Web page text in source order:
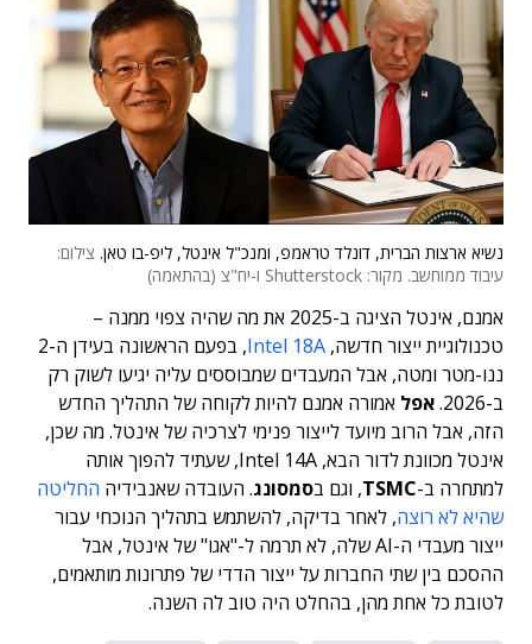
נשיא ארצות הברית, דונלד טראמפ, ומנכ"ל אינטל, ליפ-בו טאן. צילום:
עיבוד ממוחשב. מקור: Shutterstock ו-יח"צ (בהתאמה)
אמנם, אינטל הציגה ב-2025 את מה שהיה צפוי ממנה –
טכנולוגיית ייצור חדשה, Intel 18A
, בפעם הראשונה בעידן ה-2
ננו-מטר ומטה, אבל המעבדים שמבוססים עליה יגיעו לשוק רק
ב-2026.
אפל אמורה אמנם להיות לקוחה של התהליך החדש
הזה, אבל הרוב מיועד לייצור פנימי לצרכיה של אינטל. מה שכן,
אינטל מכוונת לדור הבא, Intel 14A, שעתיד להפוך אותה
למתחרה ב-TSMC, וגם בסמסונג. העובדה שאנבידיה החליטה
שהיא לא רוצה, לאחר בדיקה, להשתמש בתהליך הנוכחי עבור
ייצור מעבדי ה-AI שלה, לא תרמה ל-"אגו" של אינטל, אבל
ההסכם בין שתי החברות על ייצור הדדי של פתרונות מותאמים,
לטובת כל אחת מהן, בהחלט היה טוב לה השנה.